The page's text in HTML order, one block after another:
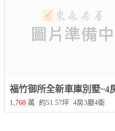
1,768 萬 約51.57坪 4房3廳4衛